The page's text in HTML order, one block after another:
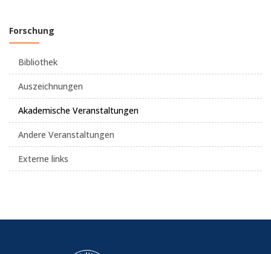
Forschung
Bibliothek
Auszeichnungen
Akademische Veranstaltungen
Andere Veranstaltungen
Externe links